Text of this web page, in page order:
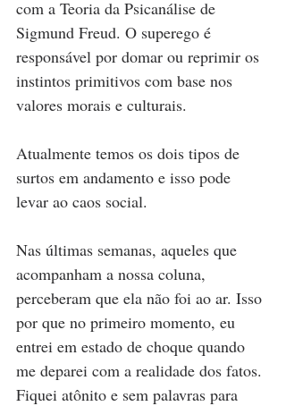
com a Teoria da Psicanálise de
Sigmund Freud. O superego é
responsável por domar ou reprimir os
instintos primitivos com base nos
valores morais e culturais.
Atualmente temos os dois tipos de
surtos em andamento e isso pode
levar ao caos social.
Nas últimas semanas, aqueles que
acompanham a nossa coluna,
perceberam que ela não foi ao ar. Isso
por que no primeiro momento, eu
entrei em estado de choque quando
me deparei com a realidade dos fatos.
Fiquei atônito e sem palavras para